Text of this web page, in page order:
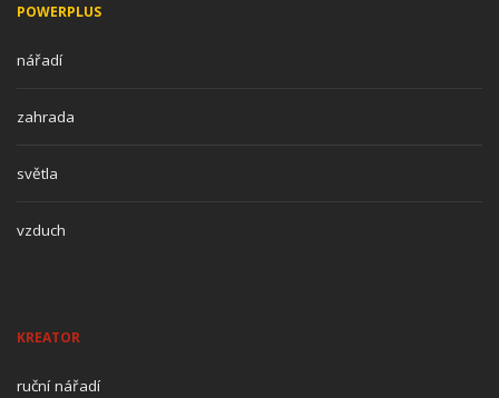
POWERPLUS
nářadí
zahrada
světla
vzduch
KREATOR
ruční nářadí